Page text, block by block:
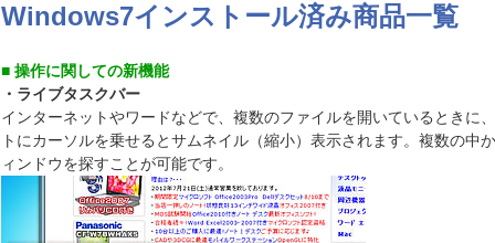
Windows7インストール済み商品一覧
■ 操作に関しての新機能
・ライブタスクバー
インターネットやワードなどで、複数のファイルを開いているときに
トにカーソルを乗せるとサムネイル（縮小）表示されます。複数の中
ィンドウを探すことが可能です。